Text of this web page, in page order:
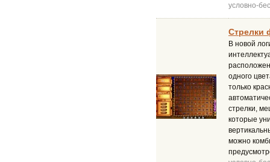
условно-
Стрелки
В новой
одного
только
стрелки,
которые
можно